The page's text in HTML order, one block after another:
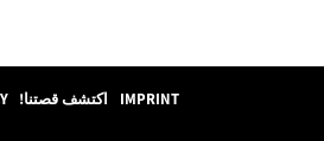
IMPRINT اكتشف قصتنا!